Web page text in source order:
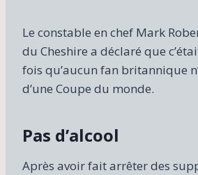
Le constable en chef Mark
du Cheshire a déclaré que
fois qu’aucun fan britannique
d’une Coupe du monde.
Pas d’alcool
Après avoir fait arrêter des